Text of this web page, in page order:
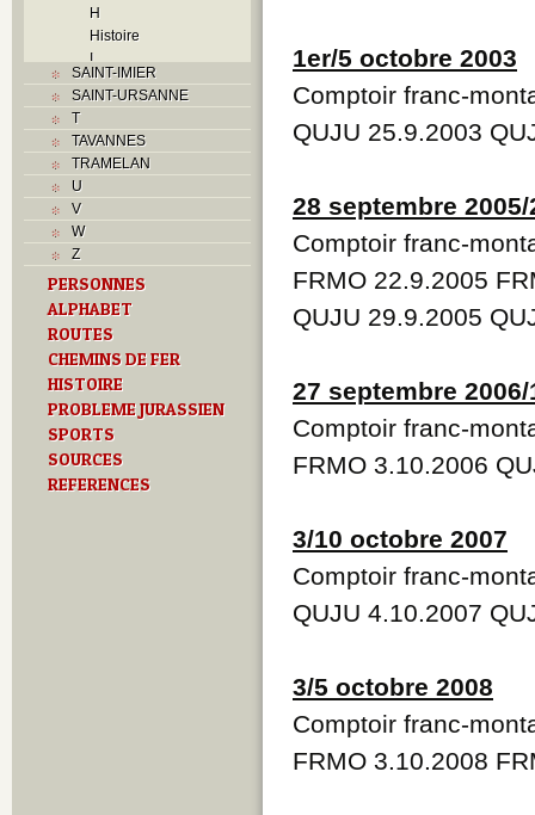
H
Histoire
I
L
M
P
Problème jurassien
U
Z
SAINT-IMIER
SAINT-URSANNE
T
TAVANNES
TRAMELAN
U
V
W
Z
PERSONNES
ALPHABET
ROUTES
CHEMINS DE FER
HISTOIRE
PROBLEME JURASSIEN
SPORTS
SOURCES
REFERENCES
1er/5 octobre 2003
Comptoir franc-
QUJU 25.9.2003
28 septembre
Comptoir franc-
FRMO 22.9.2005
QUJU 29.9.2005
27 septembre
Comptoir franc-
FRMO 3.10.2006
3/10 octobre 2007
Comptoir franc-
QUJU 4.10.2007
3/5 octobre 2008
Comptoir franc-
FRMO 3.10.2008